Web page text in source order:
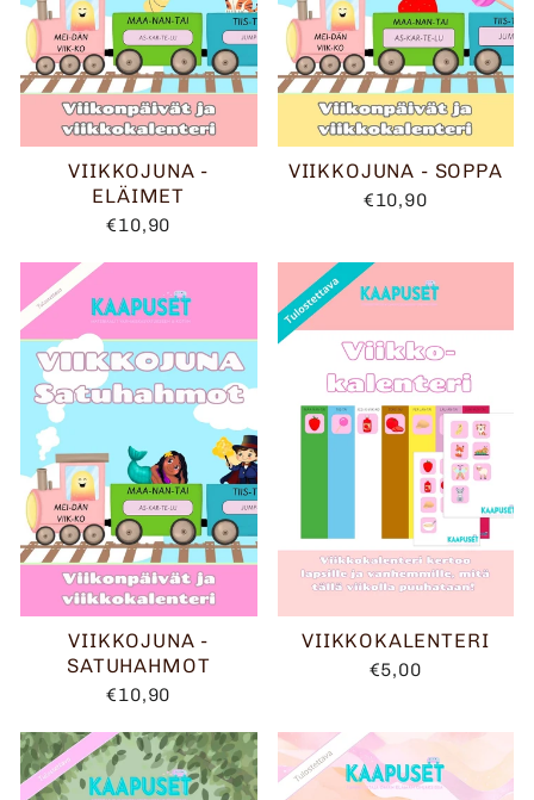
VIIKKOJUNA -
ELÄIMET
€10,90
VIIKKOJUNA - SOPPA
€10,90
VIIKKOJUNA -
SATUHAHMOT
€10,90
VIIKKOKALENTERI
€5,00